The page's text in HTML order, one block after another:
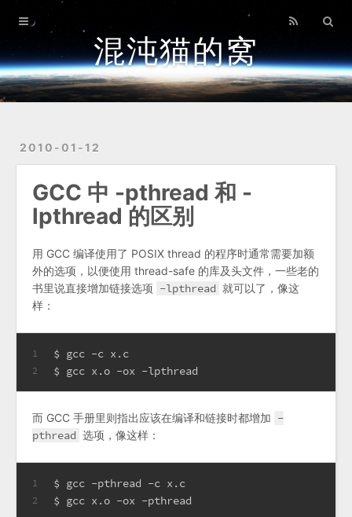
混沌猫的窝
2010-01-12
GCC 中 -pthread 和 -
lpthread 的区别
用 GCC 编译使用了 POSIX thread 的程序时通常需要加额
外的选项，以便使用 thread-safe 的库及头文件，一些老的
书里说直接增加链接选项 -lpthread 就可以了，像这
样：
1
2
$ gcc -c x.c
$ gcc x.o -ox -lpthread
而 GCC 手册里则指出应该在编译和链接时都增加 -
pthread 选项，像这样：
1
2
$ gcc -pthread -c x.c
$ gcc x.o -ox -pthread
首页
归档
关于